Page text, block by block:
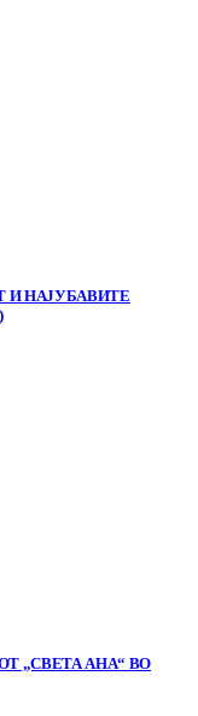
И НАЈУБАВИТЕ
„СВЕТА АНА“ ВО